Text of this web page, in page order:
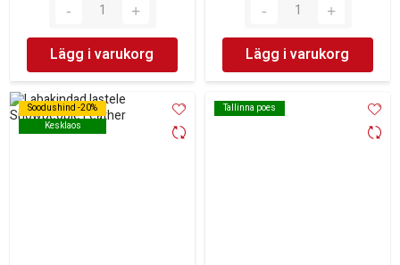
Lägg i varukorg Lägg i varukorg
Soodushind -20%
Kesklaos
Soodushind -20%
Kesklaos
Tallinna poes
Tallinna poes